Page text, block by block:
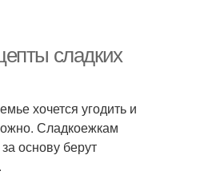
сладких
хочется угодить и
Сладкоежкам
основу берут